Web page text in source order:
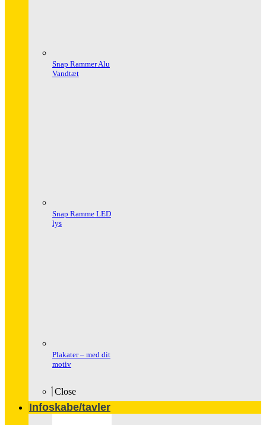
Snap Rammer Alu
Vandtæt
Snap Ramme LED
lys
Plakater – med dit
motiv
Close
Infoskabe/tavler